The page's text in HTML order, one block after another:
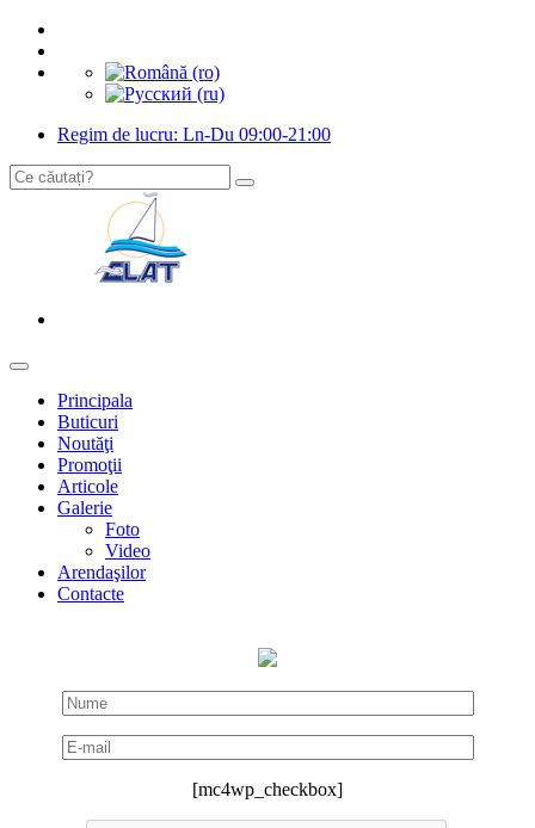
Regim de lucru: Ln-Du 09:00-21:00
Principala
Buticuri
Noutăţi
Promoţii
Articole
Galerie
Foto
Video
Arendaşilor
Contacte
[mc4wp_checkbox]